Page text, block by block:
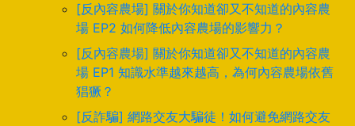
[反內容農場] 關於你知道卻又不知道的內容農
場 EP2 如何降低內容農場的影響力？
[反內容農場] 關於你知道卻又不知道的內容農
場 EP1 知識水準越來越高，為何內容農場依舊
猖獗？
[反詐騙] 網路交友大騙徒！如何避免網路交友